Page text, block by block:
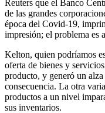
Reuters que el Banco
de las grandes
época del Covid-19,
impresión; el problema es
Kelton, quien podríamos
oferta de bienes y
producto, y generó un
consecuencia. La otra
productos a un nivel
sus inventarios.